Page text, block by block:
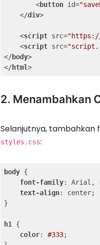
<button id=
</div>
<script src=
<script src=
</body>
</html>
2. Menambahkan
Selanjutnya, tambahkan
styles.css:
body {
font-family: Arial,
text-align: center;
}
h1
{
color: #333;